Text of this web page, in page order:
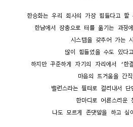
한승화는 우리 회사의 가장 힘들다고
한남에서 장충으로 터를 옮기는 과정
시스템을 갖추어 가는
많이 힘들었을 수도 있다
하지만 꾸준하게 자기의 자리에서 ‘한
마음의 뜨거움을 간
밸런스라는 필터로 걸러내서 단
한마디로 어른스러운
나도 모르게 존댓말을 하고 싶